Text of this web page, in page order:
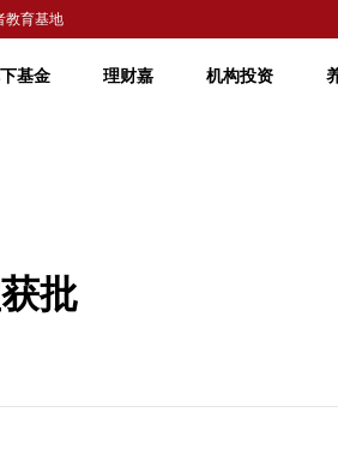
教育基地
基金 理财嘉 机构投资
批